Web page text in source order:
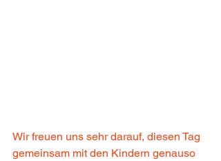
Wir freuen uns sehr darauf, diesen Tag
gemeinsam mit den Kindern genauso